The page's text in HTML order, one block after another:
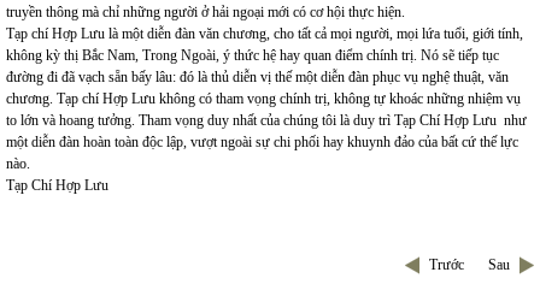
truyền thông mà chỉ những người ở hải ngoại mới có cơ hội thực hiện.
Tạp chí Hợp Lưu là một diễn đàn văn chương, cho tất cả mọi người, mọi lứa tuổi, giới tính,
không kỳ thị Bắc Nam, Trong Ngoài, ý thức hệ hay quan điểm chính trị. Nó sẽ tiếp tục
đường đi đã vạch sẵn bấy lâu: đó là thủ diễn vị thế một diễn đàn phục vụ nghệ thuật, văn
chương. Tạp chí Hợp Lưu không có tham vọng chính trị, không tự khoác những nhiệm vụ
to lớn và hoang tưởng. Tham vọng duy nhất của chúng tôi là duy trì Tạp Chí Hợp Lưu như
một diễn đàn hoàn toàn độc lập, vượt ngoài sự chi phối hay khuynh đảo của bất cứ thế lực
nào.
Tạp Chí Hợp Lưu
Trước Sau